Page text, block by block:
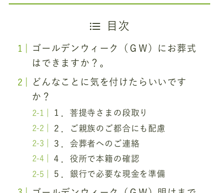
目次
ゴールデンウィーク（ＧＷ）にお葬式
はできますか？。
どんなことに気を付けたらいいです
か？
１．菩提寺さまの段取り
２．ご親族のご都合にも配慮
３．会葬者へのご連絡
４．役所で本籍の確認
５．銀行で必要な現金を準備